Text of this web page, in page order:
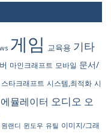
게임 교육용 기타
마인크래프트 모바일 문서/
스타크래프트 시스템,최적화 시
에뮬레이터 오디오 오
원랜디 윈도우 유틸 이미지/그래